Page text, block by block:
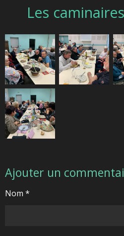
Passer
contenu
principal
Les
Ajouter un
Nom *